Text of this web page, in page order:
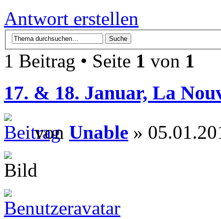
Antwort erstellen
1 Beitrag • Seite 1 von 1
17. & 18. Januar, La
von Unable »